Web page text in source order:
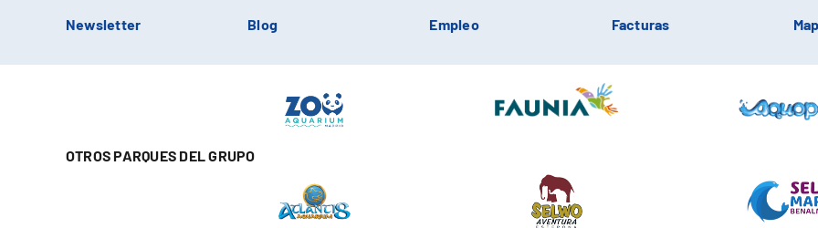
Newsletter Blog Empleo Facturas
OTROS PARQUES DEL GRUPO